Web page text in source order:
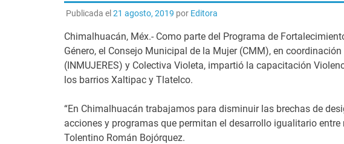
Publicada el21 agosto, 2019 por Editora
Chimalhuacán, Méx.- Como parte del Programa de
Género, el Consejo Municipal de la Mujer (CMM), en
(INMUJERES) y Colectiva Violeta, impartió la capacitación
los barrios Xaltipac y Tlatelco.
“En Chimalhuacán trabajamos para disminuir las brechas de
acciones y programas que permitan el desarrollo igualitario
Tolentino Román Bojórquez.